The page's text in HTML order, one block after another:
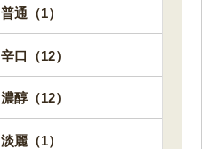
普通（1）
辛口（12）
濃醇（12）
淡麗（1）